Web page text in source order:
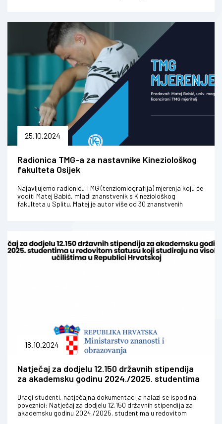
25.10.2024
Radionica TMG-a za nastavnike Kineziološkog
fakulteta Osijek
Najavljujemo radionicu TMG (tenziomiografija) mjerenja koju će
voditi Matej Babić, mladi znanstvenik s Kineziološkog
fakulteta u Splitu. Matej je autor više od 30 znanstvenih
18.10.2024
Natječaj za dodjelu 12.150 državnih stipendija
za akademsku godinu 2024./2025. studentima
učilištima u Republici Hrvatskoj
Dragi studenti, natječajna dokumentacija nalazi se ispod na
poveznici: Natječaj za dodjelu 12.150 državnih stipendija za
akademsku godinu 2024./2025. studentima u redovitom